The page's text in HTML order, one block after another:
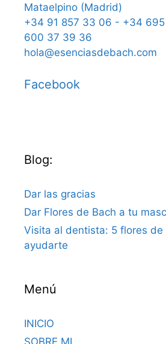
Mataelpino (Madrid)
+34 91 857 33 06 - +34
600 37 39 36
hola@esenciasdebach.com
Facebook
Blog:
Dar las gracias
Dar Flores de Bach a tu
Visita al dentista: 5 flores de
ayudarte
Menú
INICIO
SOBRE MI